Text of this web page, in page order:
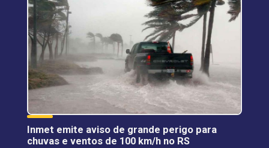
Inmet emite aviso de grande perigo para
chuvas e ventos de 100 km/h no RS